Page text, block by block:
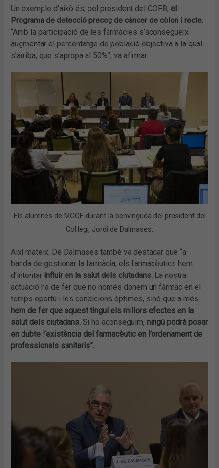
Un exemple d’això és, pel president del COFB, el
Programa de detecció precoç de càncer de còlon i recte.
“Amb la participació de les farmàcies s’aconsegueix
augmentar el percentatge de població objectiva a la qual
s’arriba, que s’apropa al 50%”, va afirmar.
Els alumnes de MGOF durant la benvinguda del president del
Col·legi, Jordi de Dalmases.
Així mateix, De Dalmases també va destacar que “a
banda de gestionar la farmàcia, els farmacèutics hem
d’intentar influir en la salut dels ciutadans. La nostra
actuació ha de fer que no només donem un fàrmac en el
temps oportú i les condicions òptimes, sinó que a més
hem de fer que aquest tingui els millors efectes en la
salut dels ciutadans. Si ho aconseguim, ningú podrà posar
en dubte l’existència del farmacèutic en l’ordenament de
professionals sanitaris”.